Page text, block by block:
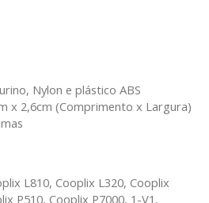
Nylon e plástico ABS
x 2,6cm (Comprimento x Largura)
L810, Cooplix L320, Cooplix
P510, Cooplix P7000, 1-V1,